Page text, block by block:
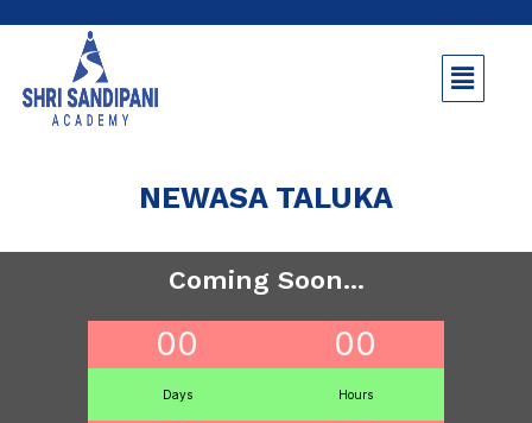
NEWASA TALUKA
Coming Soon...
00
Days
00
Hours